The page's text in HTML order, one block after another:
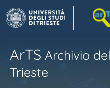
ArTS Archivio
Trieste